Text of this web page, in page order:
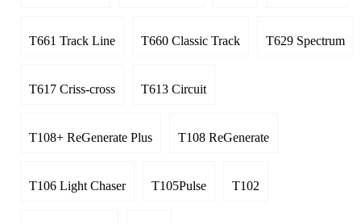
T661 Track Line T660 Classic Track T629 Spectrum
T617 Criss-cross T613 Circuit
T108+ ReGenerate Plus T108 ReGenerate
T106 Light Chaser T105Pulse T102